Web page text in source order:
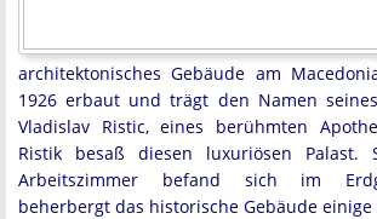
architektonisches Gebäude am
1926 erbaut und trägt den Namen
Vladislav Ristic, eines berühmten
Ristik besaß diesen luxuriösen Palast.
Arbeitszimmer befand sich im
beherbergt das historische Gebäude einige